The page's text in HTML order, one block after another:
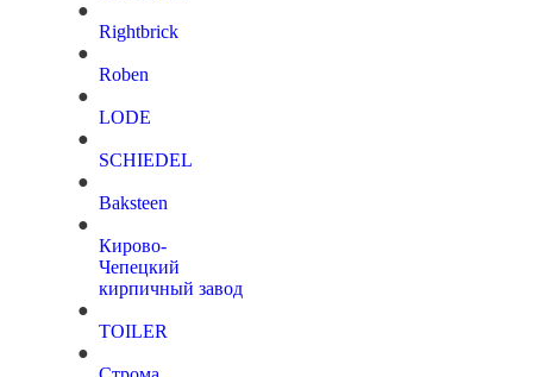
Rightbrick
Roben
LODE
SCHIEDEL
Baksteen
Кирово-
Чепецкий
кирпичный завод
TOILER